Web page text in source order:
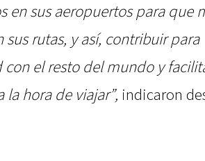
en sus aeropuertos para que
rutas, y así, contribuir para
el resto del mundo y
la hora de viajar”, indicaron